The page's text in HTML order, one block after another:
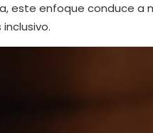
este enfoque conduce a